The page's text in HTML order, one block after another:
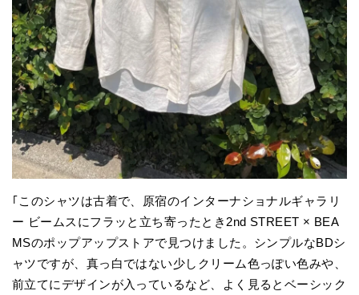
｢このシャツは古着で、原宿のインターナショナルギャラリ
ー ビームスにフラッと立ち寄ったとき2nd STREET × BEA
MSのポップアップストアで見つけました。シンプルなBDシ
ャツですが、真っ白ではない少しクリーム色っぽい色みや、
前立てにデザインが入っているなど、よく見るとベーシック